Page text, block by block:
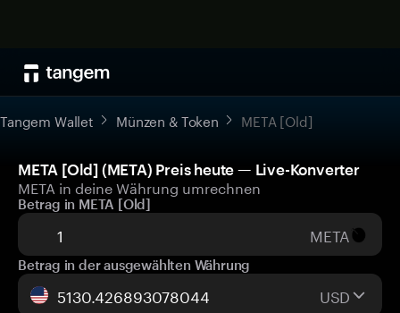
Tangem Wallet Münzen & Token META [Old]
META [Old] (META) Preis heute — Live-Konverter
META in deine Währung umrechnen
Betrag in META [Old]
META
Betrag in der ausgewählten Währung
USD